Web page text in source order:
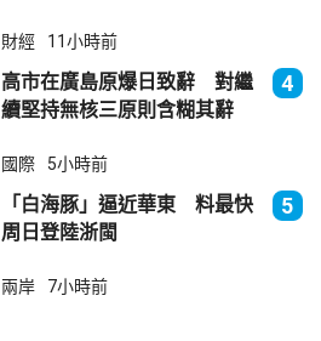
財經 11小時前
高市在廣島原爆日致辭 對繼
續堅持無核三原則含糊其辭
4
國際 5小時前
「白海豚」逼近華東 料最快
周日登陸浙閩
5
兩岸 7小時前